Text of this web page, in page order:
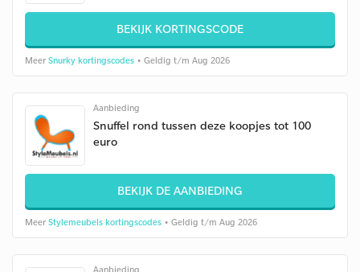
BEKIJK KORTINGSCODE
Meer Snurky kortingscodes • Geldig t/m Aug 2026
Aanbieding
Snuffel rond tussen deze koopjes tot 100
euro
BEKIJK DE AANBIEDING
Meer Stylemeubels kortingscodes • Geldig t/m Aug 2026
Aanbieding